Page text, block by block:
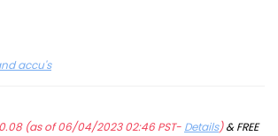
accu's
(as of 06/04/2023 02:46 PST- Details)&FREE